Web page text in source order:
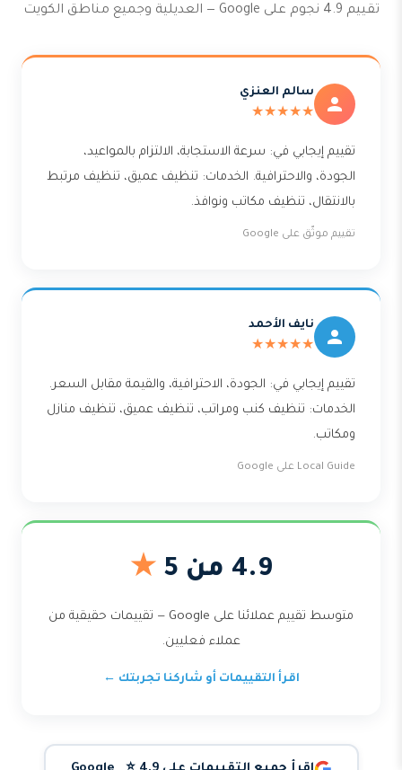
تقييم 4.9 نجوم على Google — العديلية وجميع مناطق الكويت
سالم العنزي
★★★★★
تقييم إيجابي في: سرعة الاستجابة، الالتزام بالمواعيد،
الجودة، والاحترافية. الخدمات: تنظيف عميق، تنظيف مرتبط
بالانتقال، تنظيف مكاتب ونوافذ.
تقييم موثّق على Google
نايف الأحمد
★★★★★
تقييم إيجابي في: الجودة، الاحترافية، والقيمة مقابل السعر.
الخدمات: تنظيف كنب ومراتب، تنظيف عميق، تنظيف منازل
ومكاتب.
Local Guide على Google
4.9 من 5 ★
متوسط تقييم عملائنا على Google — تقييمات حقيقية من
عملاء فعليين.
اقرأ التقييمات أو شاركنا تجربتك ←